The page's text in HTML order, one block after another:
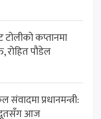
कप्तानमा
रोहित पौडेल
प्रधानमन्त्री:
आज